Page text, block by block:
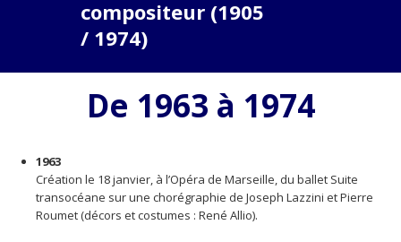
compositeur (1905
/ 1974)
De 1963 à 1974
1963
Création le 18 janvier, à l’Opéra de Marseille, du ballet Suite
transocéane sur une chorégraphie de Joseph Lazzini et Pierre
Roumet (décors et costumes : René Allio).